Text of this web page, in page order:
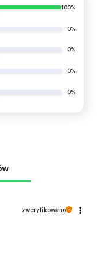
100%
0%
0%
0%
0%
zweryfikowano